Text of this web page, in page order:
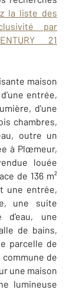
la liste des
par
21
maison
entrée,
d'une
chambres,
outre un
à Plœmeur,
louée
de 136 m²
une entrée,
une suite
une
de bains,
parcelle de
commune de
une maison
lumineuse